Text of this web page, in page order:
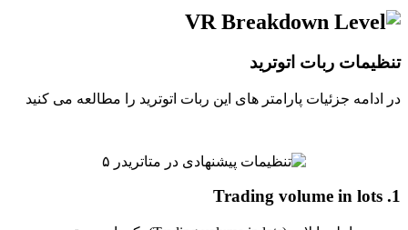
تنظیمات ربات اتوترید
در ادامه جزئیات پارامتر های این ربات اتوترید را مطالعه می کنید
1. Trading volume in lots